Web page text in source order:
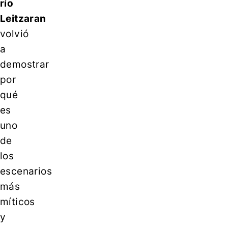
río
Leitzaran
volvió
a
demostrar
por
qué
es
uno
de
los
escenarios
más
míticos
y